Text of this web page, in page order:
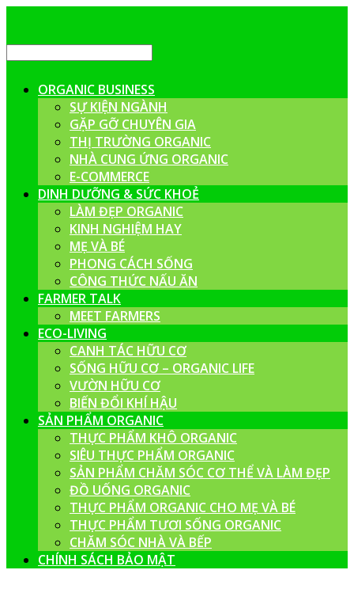
ORGANIC BUSINESS
SỰ KIỆN NGÀNH
GẶP GỠ CHUYÊN GIA
THỊ TRƯỜNG ORGANIC
NHÀ CUNG ỨNG ORGANIC
E-COMMERCE
DINH DƯỠNG & SỨC KHOẺ
LÀM ĐẸP ORGANIC
KINH NGHIỆM HAY
MẸ VÀ BÉ
PHONG CÁCH SỐNG
CÔNG THỨC NẤU ĂN
FARMER TALK
MEET FARMERS
ECO-LIVING
CANH TÁC HỮU CƠ
SỐNG HỮU CƠ – ORGANIC LIFE
VƯỜN HỮU CƠ
BIẾN ĐỔI KHÍ HẬU
SẢN PHẨM ORGANIC
THỰC PHẨM KHÔ ORGANIC
SIÊU THỰC PHẨM ORGANIC
SẢN PHẨM CHĂM SÓC CƠ THỂ VÀ LÀM ĐẸP
ĐỒ UỐNG ORGANIC
THỰC PHẨM ORGANIC CHO MẸ VÀ BÉ
THỰC PHẨM TƯƠI SỐNG ORGANIC
CHĂM SÓC NHÀ VÀ BẾP
CHÍNH SÁCH BẢO MẬT